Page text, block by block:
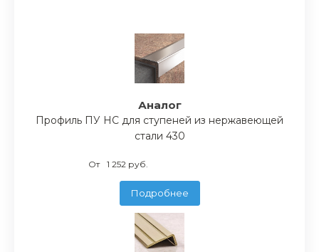
Аналог
Профиль ПУ НС для ступеней из нержавеющей
стали 430
От 1 252 руб.
Подробнее